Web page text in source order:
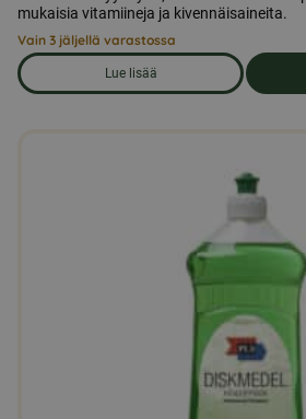
mukaisia vitamiineja ja kivennäisaineita.
Vain 3 jäljellä varastossa
Lue lisää
om produkten Kyyhkysrehua